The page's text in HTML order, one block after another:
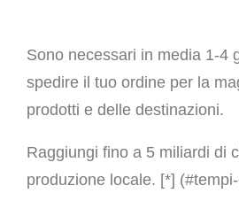
Sono necessari in media 1-4
spedire il tuo ordine per la
prodotti e delle destinazioni.
Raggiungi fino a 5 miliardi di
produzione locale. [*]